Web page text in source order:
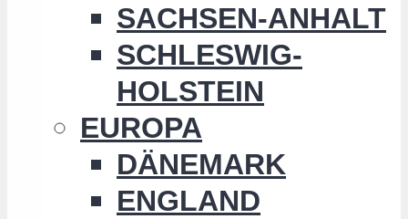
SACHSEN-ANHALT
SCHLESWIG-
HOLSTEIN
EUROPA
DÄNEMARK
ENGLAND